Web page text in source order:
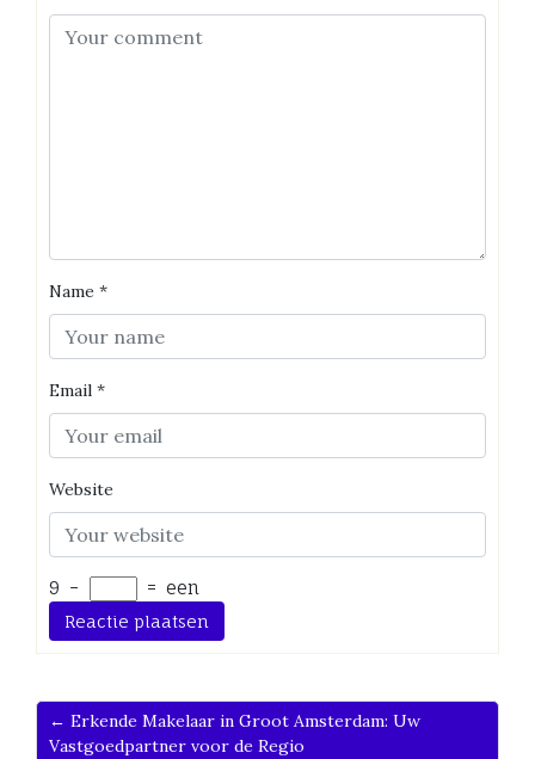
Name *
Email *
Website
9 − = een
← Erkende Makelaar in Groot Amsterdam: Uw
Vastgoedpartner voor de Regio